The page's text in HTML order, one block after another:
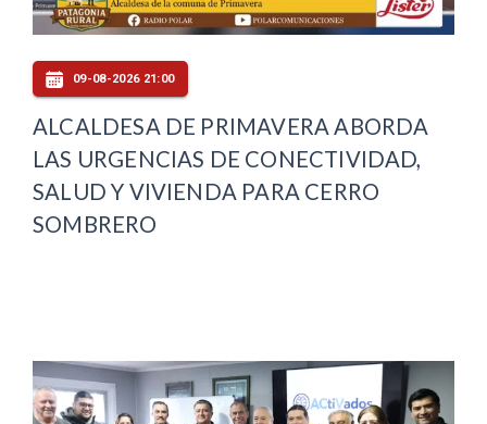
09-08-2026 21:00
ALCALDESA DE PRIMAVERA ABORDA
LAS URGENCIAS DE CONECTIVIDAD,
SALUD Y VIVIENDA PARA CERRO
SOMBRERO